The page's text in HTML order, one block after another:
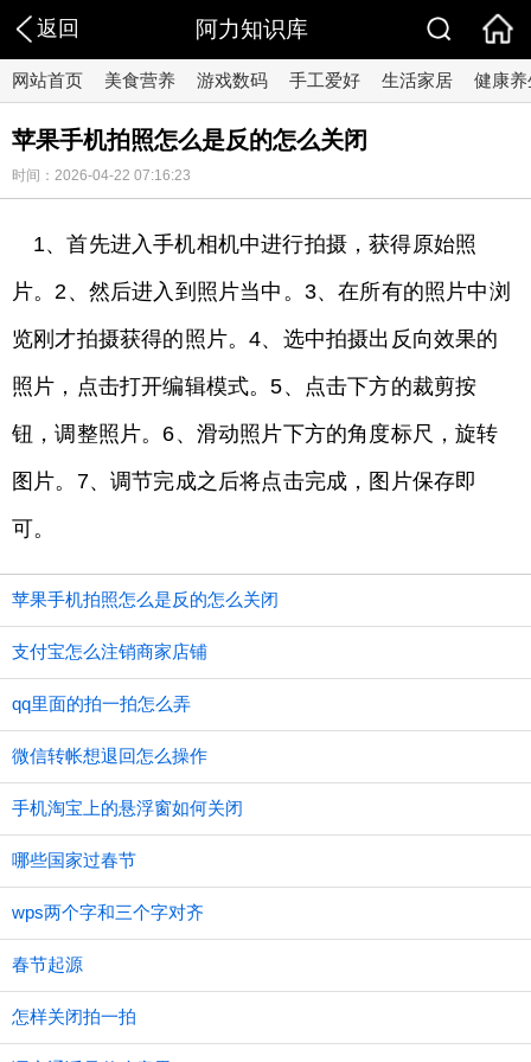
返回 阿力知识库
网站首页 美食营养 游戏数码 手工爱好 生活家居 健康养
苹果手机拍照怎么是反的怎么关闭
时间：2026-04-22 07:16:23
1、首先进入手机相机中进行拍摄，获得原始照
片。2、然后进入到照片当中。3、在所有的照片中浏
览刚才拍摄获得的照片。4、选中拍摄出反向效果的
照片，点击打开编辑模式。5、点击下方的裁剪按
钮，调整照片。6、滑动照片下方的角度标尺，旋转
图片。7、调节完成之后将点击完成，图片保存即
可。
苹果手机拍照怎么是反的怎么关闭
支付宝怎么注销商家店铺
qq里面的拍一拍怎么弄
微信转帐想退回怎么操作
手机淘宝上的悬浮窗如何关闭
哪些国家过春节
wps两个字和三个字对齐
春节起源
怎样关闭拍一拍